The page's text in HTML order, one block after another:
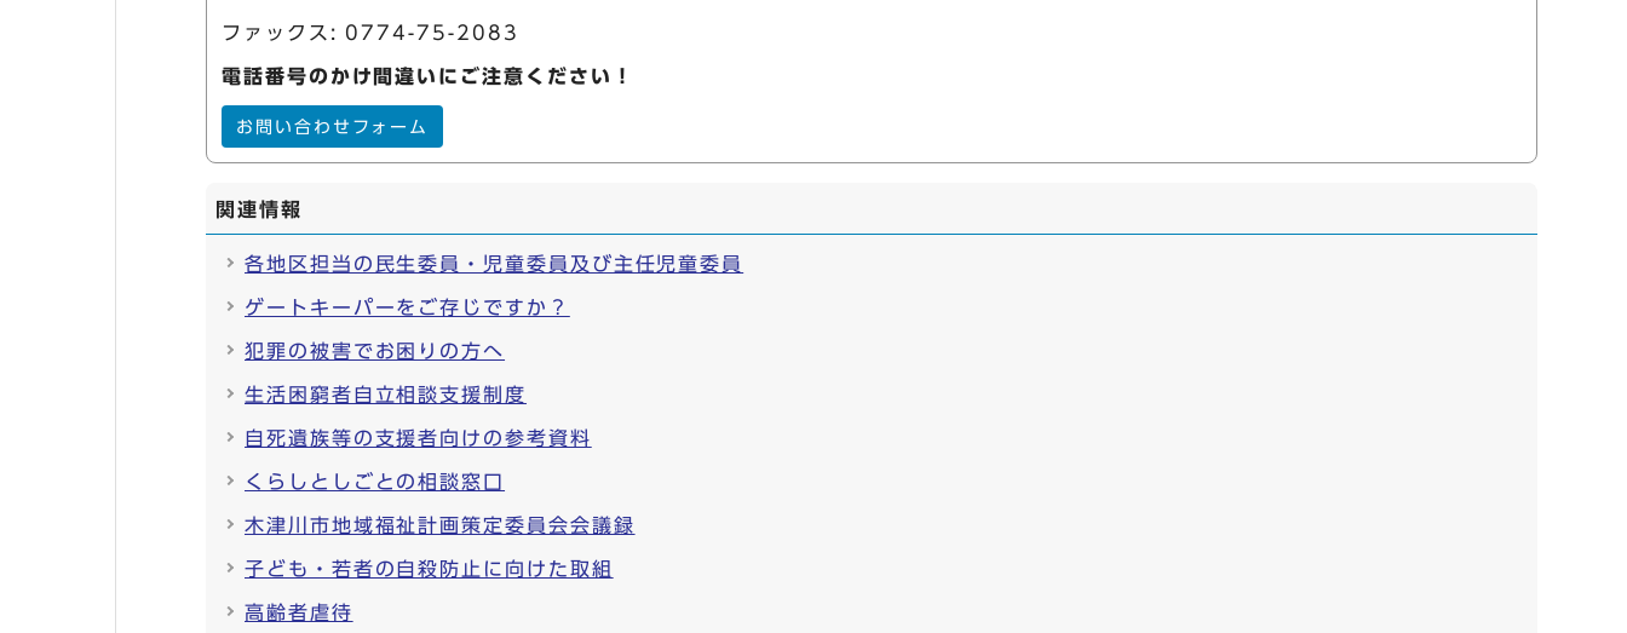
ファックス: 0774-75-2083
電話番号のかけ間違いにご注意ください！
お問い合わせフォーム
関連情報
各地区担当の民生委員・児童委員及び主任児童委員
ゲートキーパーをご存じですか？
犯罪の被害でお困りの方へ
生活困窮者自立相談支援制度
自死遺族等の支援者向けの参考資料
くらしとしごとの相談窓口
木津川市地域福祉計画策定委員会会議録
子ども・若者の自殺防止に向けた取組
高齢者虐待